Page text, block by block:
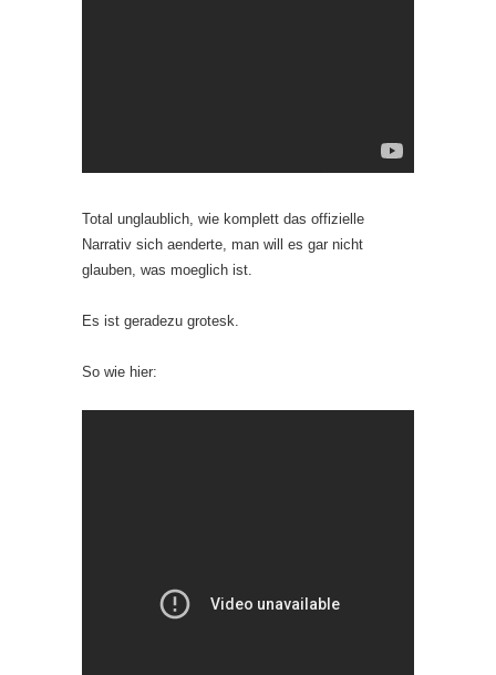
Total unglaublich, wie komplett das offizielle
Narrativ sich aenderte, man will es gar nicht
glauben, was moeglich ist.
Es ist geradezu grotesk.
So wie hier: